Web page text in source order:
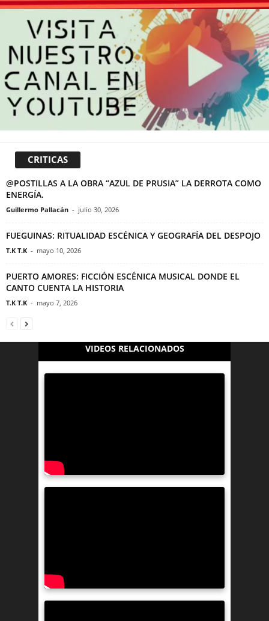
CRITICAS
@POSTILLAS A LA OBRA “AZUL DE PRUSIA” LA DERROTA COMO
ENERGÍA.
Guillermo Pallacán - julio 30, 2026
FUEGUINAS: RITUALIDAD ESCÉNICA Y GEOGRAFÍA DEL DESPOJO
T.K T.K - mayo 10, 2026
PUERTO AMORES: FICCIÓN ESCÉNICA MUSICAL DONDE EL
CANTO CUENTA LA HISTORIA
T.K T.K - mayo 7, 2026
VIDEOS RELACIONADOS